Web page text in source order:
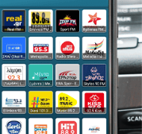
El Despelote podcast